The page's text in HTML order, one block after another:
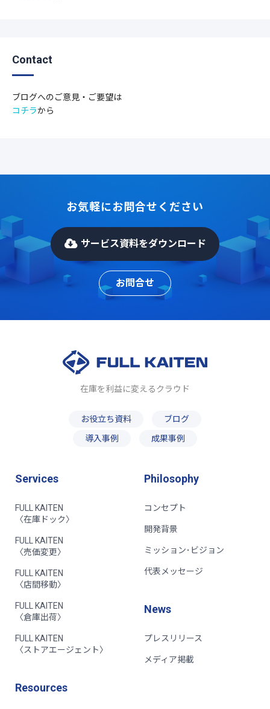
Contact
ブログへのご意見・ご要望は
コチラから
お気軽にお問合せください
サービス資料をダウンロード
お問合せ
在庫を利益に変えるクラウド
お役立ち資料
ブログ
導入事例
成果事例
Services
FULL KAITEN
〈在庫ドック〉
FULL KAITEN
〈売価変更〉
FULL KAITEN
〈店間移動〉
FULL KAITEN
〈倉庫出荷〉
FULL KAITEN
〈ストアエージェント〉
Philosophy
コンセプト
開発背景
ミッション･ビジョン
代表メッセージ
News
プレスリリース
メディア掲載
Resources